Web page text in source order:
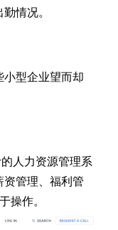
情况。
型企业望而却
人力资源管理系
管理、福利管
操作。